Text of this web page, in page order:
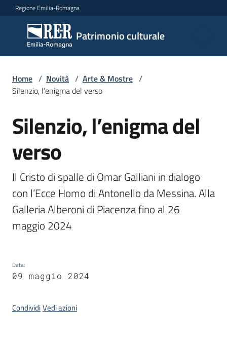
Vai al contenuto
Vai alla navigazione
Vai al footer
Regione Emilia-Romagna
Patrimonio culturale
Patrimonio
culturale
Argomenti
Novità
Servizi
Leggi
Atti
Bandi
Programmi
Progetti
Home / Novità / Arte & Mostre /
Silenzio, l’enigma del verso
Salta al contenuto
Silenzio, l’enigma del
verso
Il Cristo di spalle di Omar Galliani in dialogo
con l’Ecce Homo di Antonello da Messina. Alla
Galleria Alberoni di Piacenza fino al 26
maggio 2024
Data:
09 maggio 2024
CondividiVedi azioni